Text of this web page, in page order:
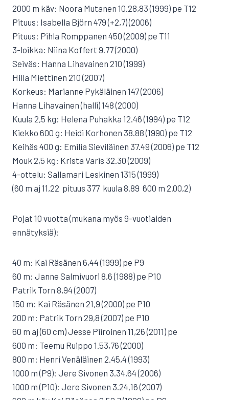
2000 m käv: Noora Mutanen 10.28,83 (1999) pe T12
Pituus: Isabella Björn 479 (+2,7) (2006)
Pituus: Pihla Romppanen 450 (2009) pe T11
3-loikka: Niina Koffert 9.77 (2000)
Seiväs: Hanna Lihavainen 210 (1999)
Hilla Miettinen 210 (2007)
Korkeus: Marianne Pykäläinen 147 (2006)
Hanna Lihavainen (halli) 148 (2000)
Kuula 2,5 kg: Helena Puhakka 12.46 (1994) pe T12
Kiekko 600 g: Heidi Korhonen 38.88 (1990) pe T12
Keihäs 400 g: Emilia Sieviläinen 37.49 (2006) pe T12
Mouk 2,5 kg: Krista Varis 32.30 (2009)
4-ottelu: Sallamari Leskinen 1315 (1999)
(60 m aj 11,22  pituus 377  kuula 8.89  600 m 2.00,2)
Pojat 10 vuotta (mukana myös 9-vuotiaiden
ennätyksiä):
40 m: Kai Räsänen 6,44 (1999) pe P9
60 m: Janne Salmivuori 8,6 (1988) pe P10
Patrik Torn 8,94 (2007)
150 m: Kai Räsänen 21,9 (2000) pe P10
200 m: Patrik Torn 29,8 (2007) pe P10
60 m aj (60 cm) Jesse Piiroinen 11,26 (2011) pe
600 m: Teemu Ruippo 1.53,76 (2000)
800 m: Henri Venäläinen 2.45,4 (1993)
1000 m (P9): Jere Sivonen 3.34,64 (2006)
1000 m (P10): Jere Sivonen 3.24,16 (2007)